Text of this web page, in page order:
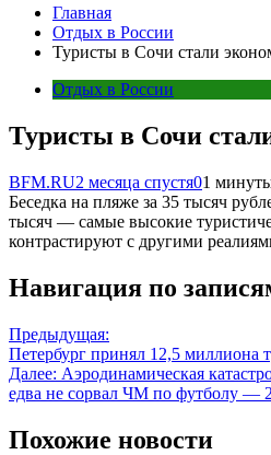
Главная
Отдых в России
Туристы в Сочи стали
Отдых в России
Туристы в Сочи
BFM.RU2 месяца спустя01
Беседка на пляже за 35 тысяч
тысяч — самые высокие
контрастируют с другими
Навигация по
Предыдущая:
Петербург принял 12,5 миллиона
Далее: Аэродинамическая
едва не сорвал ЧМ по футболу —
Похожие новости